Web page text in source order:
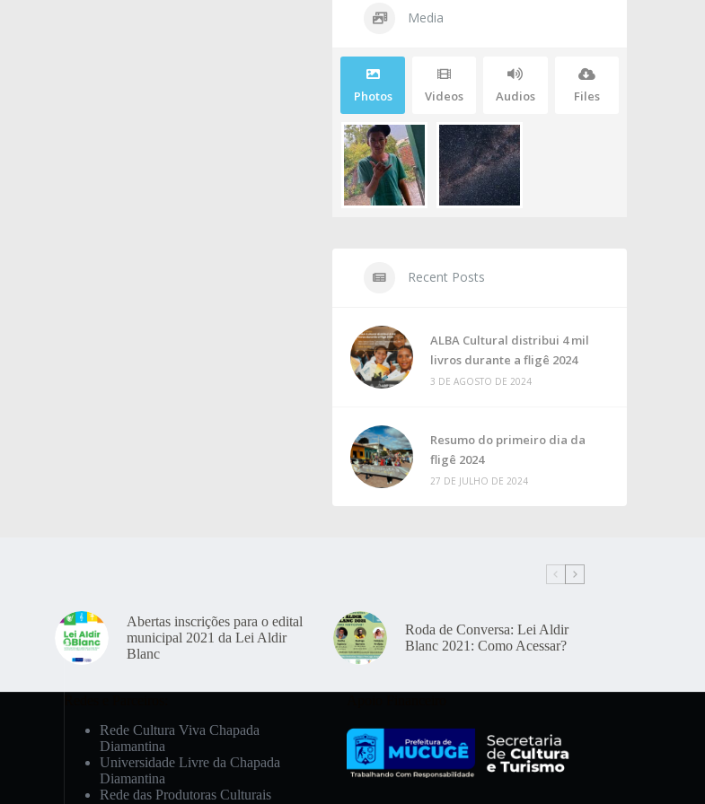
Media
Photos Videos Audios Files
Recent Posts
ALBA Cultural distribui 4 mil
livros durante a fligê 2024
3 DE AGOSTO DE 2024
Resumo do primeiro dia da
fligê 2024
27 DE JULHO DE 2024
Abertas inscrições para o edital
municipal 2021 da Lei Aldir
Blanc
Roda de Conversa: Lei Aldir
Blanc 2021: Como Acessar?
Rede Cultura Viva Chapada
Diamantina
Universidade Livre da Chapada
Diamantina
Rede das Produtoras Culturais